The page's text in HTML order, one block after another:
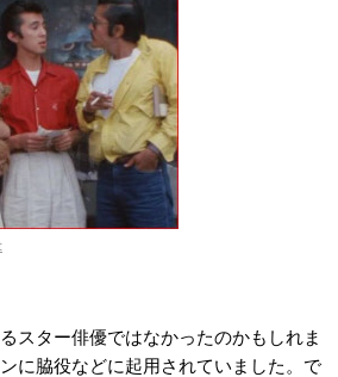
スター俳優ではなかったのかもしれま
に脇役などに起用されていました。で